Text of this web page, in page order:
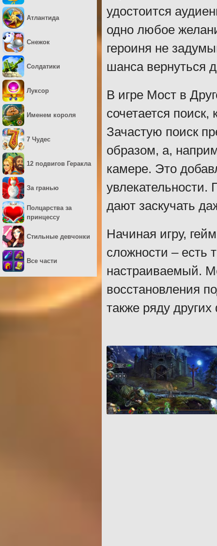
удостоится
одно любое
героиня не
шанса вернуться
В игре Мост в
сочетается
Зачастую поиск
образом, а,
камере. Это
увлекательности.
дают заскучать
Начиная игру,
сложности – есть
настраиваемый.
восстановления
также ряду
Атлантида
Снежок
Солдатики
Луксор
Именем короля
7 Чудес
12 подвигов Геракла
За гранью
Полцарства за
принцессу
Стильные девчонки
Все части